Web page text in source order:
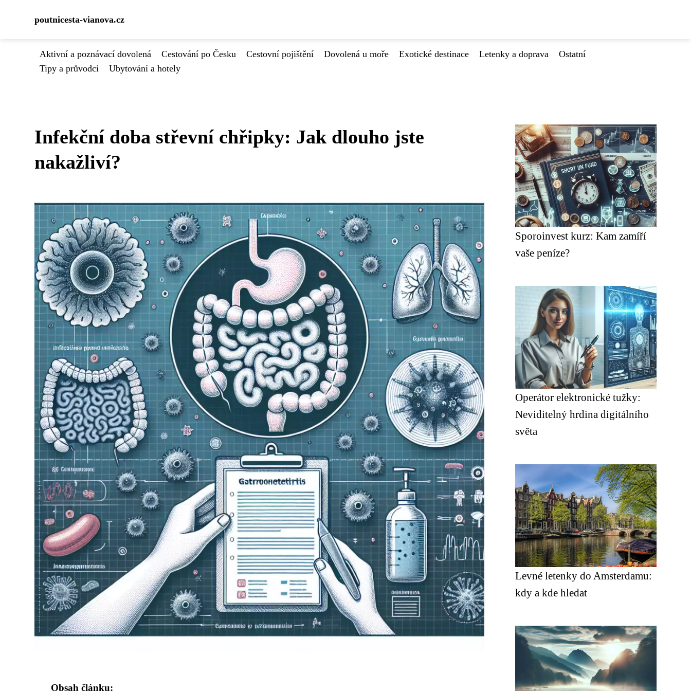
poutnicesta-vianova.cz
Aktivní a poznávací dovolená Cestování po Česku Cestovní pojištění Dovolená u moře Exotické destinace Letenky a doprava
Ostatní
Tipy a průvodci
Ubytování a hotely
Infekční doba střevní chřipky: Jak dlouho jste
nakažliví?
Obsah článku:
Sporoinvest kurz: Kam zamíří
vaše peníze?
Operátor elektronické tužky:
Neviditelný hrdina digitálního
světa
Levné letenky do Amsterdamu:
kdy a kde hledat